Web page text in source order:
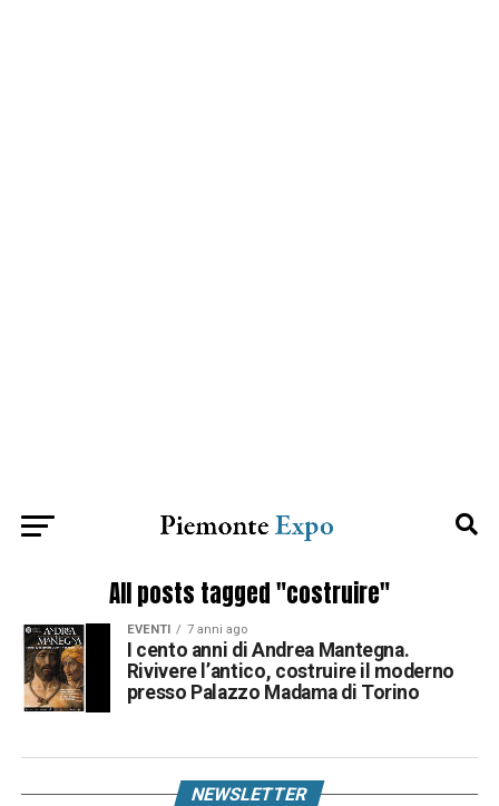
All posts tagged "costruire"
EVENTI 7 anni ago
I cento anni di Andrea Mantegna.
Rivivere l’antico, costruire il moderno
presso Palazzo Madama di Torino
NEWSLETTER